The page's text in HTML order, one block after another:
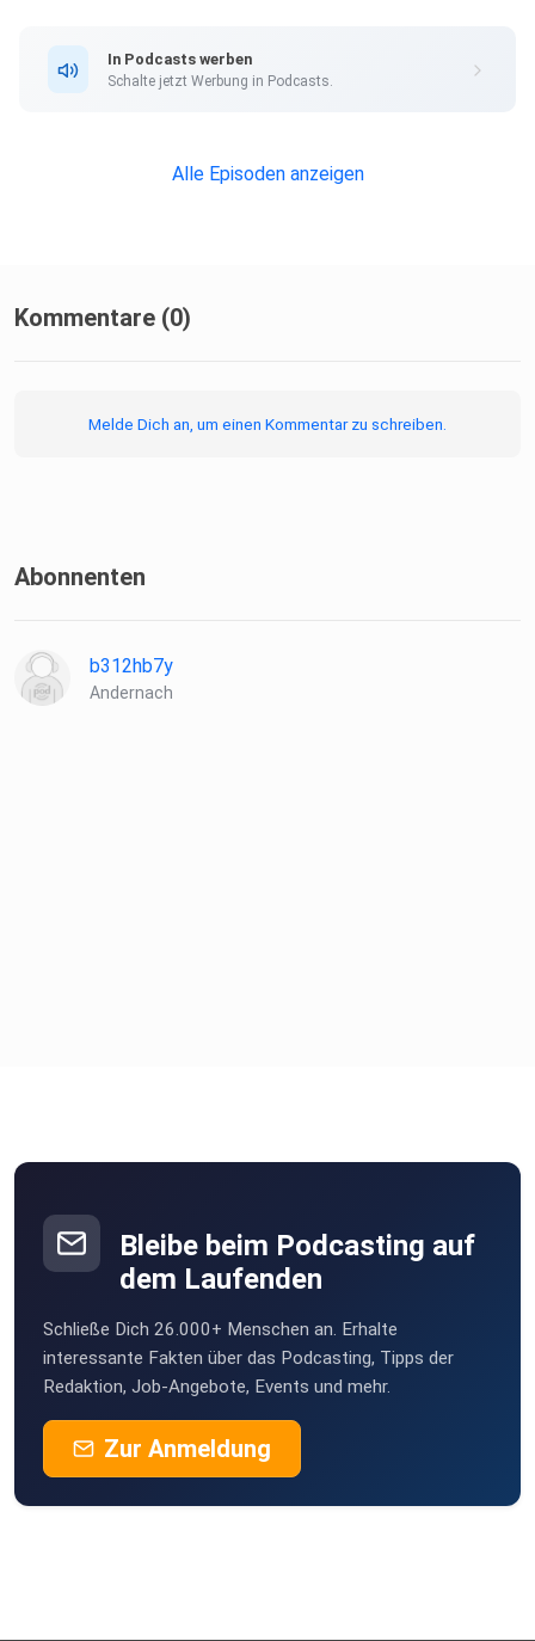
In Podcasts werben
Schalte jetzt Werbung in Podcasts.
Alle Episoden anzeigen
Kommentare (0)
Melde Dich an, um einen Kommentar zu schreiben.
Abonnenten
b312hb7y
Andernach
Bleibe beim Podcasting auf
dem Laufenden
Schließe Dich 26.000+ Menschen an. Erhalte
interessante Fakten über das Podcasting, Tipps der
Redaktion, Job-Angebote, Events und mehr.
Zur Anmeldung